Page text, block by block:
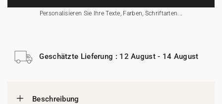
Personalisieren Sie Ihre Texte, Farben, Schriftarten...
Geschätzte Lieferung : 12 August - 14 August
Beschreibung